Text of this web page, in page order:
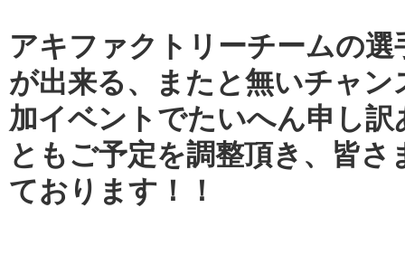
アキファクトリーチームの
が出来る、またと無いチャン
加イベントでたいへん申し
ともご予定を調整頂き、皆
ております！！